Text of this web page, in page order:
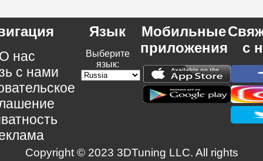
нас
с нами
Язык
Выберите
язык:
Мобильные
приложения
с
Copyright © 2023 3DTuning LLC. All rights